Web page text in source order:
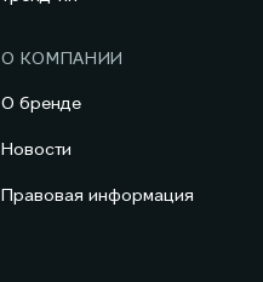
О КОМПАНИИ
О бренде
Новости
Правовая информация